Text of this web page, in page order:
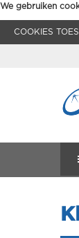
We gebruiken
COOKIES